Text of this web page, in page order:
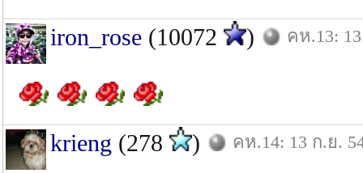
iron_rose (10072 ) คห.13:
krieng (278 ) คห.14: 13 ก.ย.